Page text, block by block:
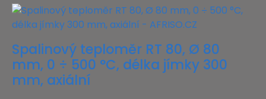
Spalinový teploměr RT 80, Ø 80
mm, 0 ÷ 500 °C, délka jímky 300
mm, axiální